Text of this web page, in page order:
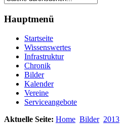
Hauptmenü
Startseite
Wissenswertes
Infrastruktur
Chronik
Bilder
Kalender
Vereine
Serviceangebote
Aktuelle Seite: Home Bilder 2013